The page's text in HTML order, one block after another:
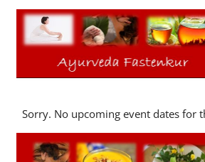
Sorry. No upcoming event dates for